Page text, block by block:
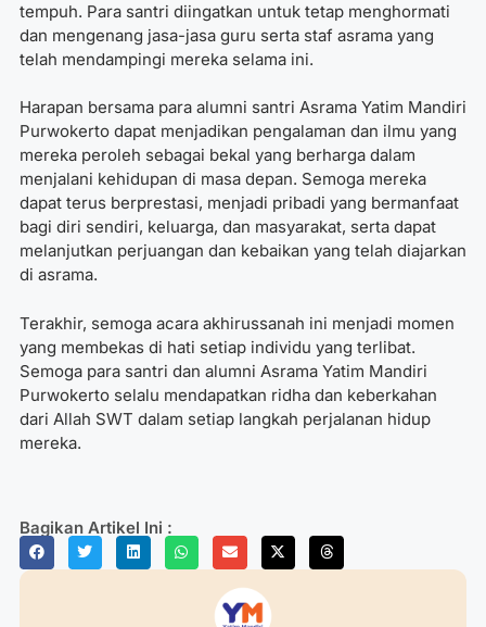
tempuh. Para santri diingatkan untuk tetap menghormati
dan mengenang jasa-jasa guru serta staf asrama yang
telah mendampingi mereka selama ini.
Harapan bersama para alumni santri Asrama Yatim Mandiri
Purwokerto dapat menjadikan pengalaman dan ilmu yang
mereka peroleh sebagai bekal yang berharga dalam
menjalani kehidupan di masa depan. Semoga mereka
dapat terus berprestasi, menjadi pribadi yang bermanfaat
bagi diri sendiri, keluarga, dan masyarakat, serta dapat
melanjutkan perjuangan dan kebaikan yang telah diajarkan
di asrama.
Terakhir, semoga acara akhirussanah ini menjadi momen
yang membekas di hati setiap individu yang terlibat.
Semoga para santri dan alumni Asrama Yatim Mandiri
Purwokerto selalu mendapatkan ridha dan keberkahan
dari Allah SWT dalam setiap langkah perjalanan hidup
mereka.
Bagikan Artikel Ini :